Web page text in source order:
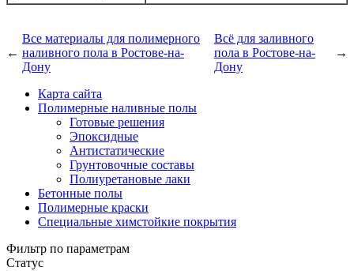
←
Все материалы для полимерного
наливного пола в Ростове-на-
Дону
Всё для заливного
пола в Ростове-на-
Дону
→
Карта сайта
Полимерные наливные полы
Готовые решения
Эпоксидные
Антистатические
Грунтовочные составы
Полиуретановые лаки
Бетонные полы
Полимерные краски
Специальные химстойкие покрытия
Фильтр по параметрам
Статус